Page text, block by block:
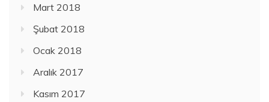
Mart 2018
Şubat 2018
Ocak 2018
Aralık 2017
Kasım 2017